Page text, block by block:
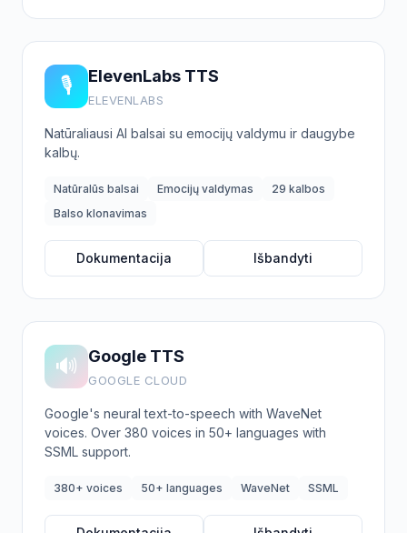
🎙️ ElevenLabs TTS
ELEVENLABS
Natūraliausi AI balsai su emocijų valdymu ir daugybe
kalbų.
Natūralūs balsai Emocijų valdymas
29 kalbos
Balso klonavimas
Dokumentacija Išbandyti
🔊 Google TTS
GOOGLE CLOUD
Google's neural text-to-speech with WaveNet
voices. Over 380 voices in 50+ languages with
SSML support.
380+ voices 50+ languages WaveNet SSML